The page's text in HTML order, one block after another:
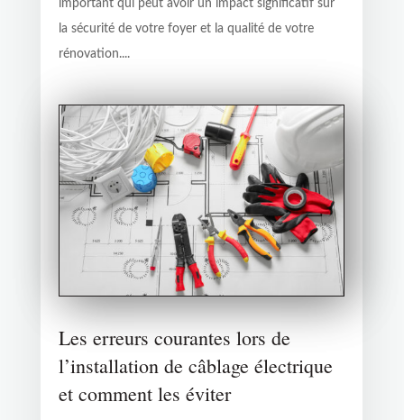
important qui peut avoir un impact significatif sur
la sécurité de votre foyer et la qualité de votre
rénovation....
Les erreurs courantes lors de
l’installation de câblage électrique
et comment les éviter